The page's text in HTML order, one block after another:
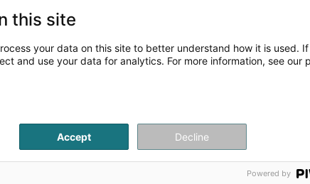
Vous êtes le propriétaire de
Prenez le contrôle de votre fiche et mettez
this site
your data on this site to better understand how it is used.
and use your data for analytics. For more information, see our
Accept Decline
Powered by